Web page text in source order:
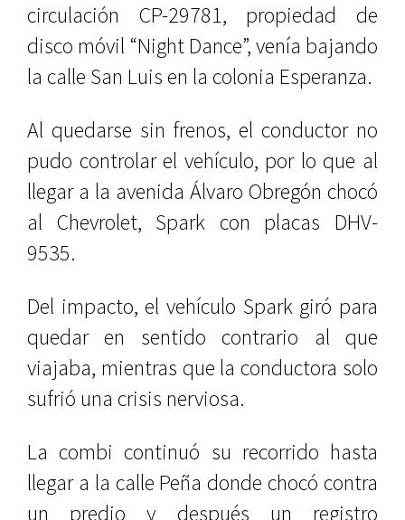
circulación CP-29781, propiedad de
disco móvil “Night Dance”, venía bajando
la calle San Luis en la colonia Esperanza.
Al quedarse sin frenos, el conductor no
pudo controlar el vehículo, por lo que al
llegar a la avenida Álvaro Obregón chocó
al Chevrolet, Spark con placas DHV-
9535.
Del impacto, el vehículo Spark giró para
quedar en sentido contrario al que
viajaba, mientras que la conductora solo
sufrió una crisis nerviosa.
La combi continuó su recorrido hasta
llegar a la calle Peña donde chocó contra
un predio y después un registro